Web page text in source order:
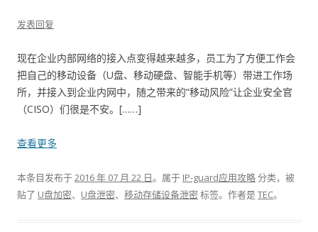
发表回复
现在企业内部网络的接入点变得越来越多，员工为了方便工作会
把自己的移动设备（U盘、移动硬盘、智能手机等）带进工作场
所，并接入到企业内网中，随之带来的“移动风险”让企业安全官
（CISO）们很是不安。[……]
查看更多
本条目发布于2016 年 07 月 22 日。属于 IP-guard应用攻略分类，被
贴了 U盘加密、 U盘泄密、 移动存储设备泄密标签。 作者是TEC。